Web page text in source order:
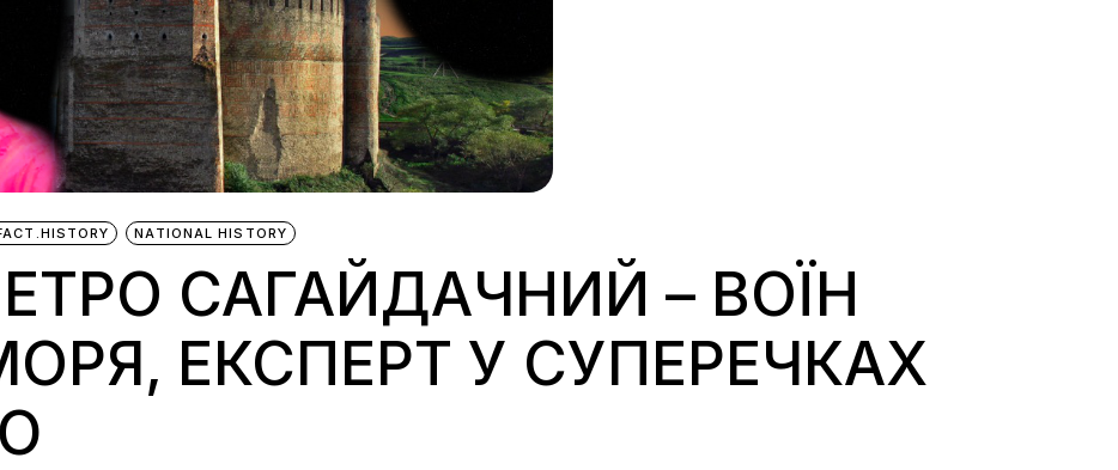
NATIONAL HISTORY
САГАЙДАЧНИЙ – ВОЇН
ЕКСПЕРТ У СУПЕРЕЧКАХ